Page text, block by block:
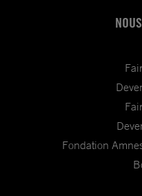
Fondation